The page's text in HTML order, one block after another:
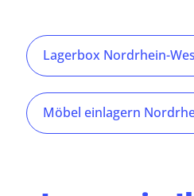
Lagerbox Nordrhein-
Möbel einlagern